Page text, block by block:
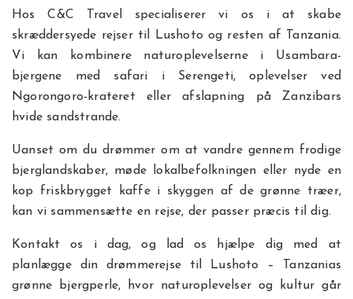
Hos C&C Travel specialiserer vi os i at skabe
skræddersyede rejser til Lushoto og resten af Tanzania.
Vi kan kombinere naturoplevelserne i Usambara-
bjergene med safari i Serengeti, oplevelser ved
Ngorongoro-krateret eller afslapning på Zanzibars
hvide sandstrande.
Uanset om du drømmer om at vandre gennem frodige
bjerglandskaber, møde lokalbefolkningen eller nyde en
kop friskbrygget kaffe i skyggen af de grønne træer,
kan vi sammensætte en rejse, der passer præcis til dig.
Kontakt os i dag, og lad os hjælpe dig med at
planlægge din drømmerejse til Lushoto – Tanzanias
grønne bjergperle, hvor naturoplevelser og kultur går